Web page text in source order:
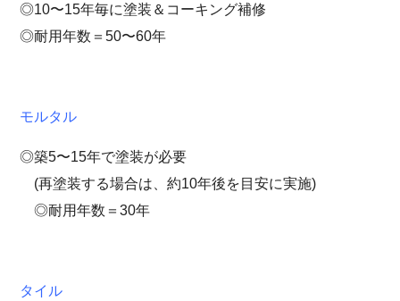
◎10〜15年毎に塗装＆コーキング補修
◎耐用年数＝50〜60年
モルタル
◎築5〜15年で塗装が必要
(再塗装する場合は、約10年後を目安に実施)
◎耐用年数＝30年
タイル